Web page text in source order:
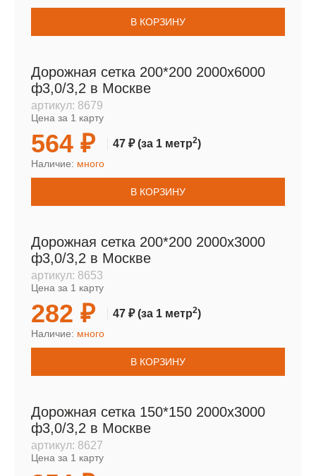
В КОРЗИНУ
Дорожная сетка 200*200 2000х6000
ф3,0/3,2 в Москве
артикул: 8679
Цена за 1 карту
564 ₽ 47 ₽(за 1 метр2)
Наличие: много
В КОРЗИНУ
Дорожная сетка 200*200 2000х3000
ф3,0/3,2 в Москве
артикул: 8653
Цена за 1 карту
282 ₽ 47 ₽(за 1 метр2)
Наличие: много
В КОРЗИНУ
Дорожная сетка 150*150 2000х3000
ф3,0/3,2 в Москве
артикул: 8627
Цена за 1 карту